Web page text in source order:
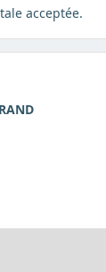
acceptée.